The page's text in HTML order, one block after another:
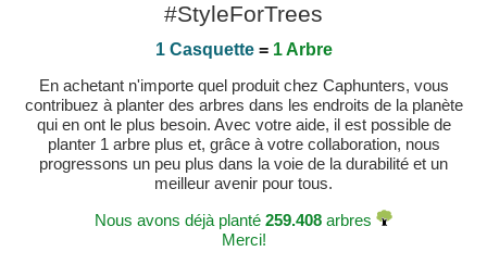
#StyleForTrees
1 Casquette= 1 Arbre
En achetant n'importe quel produit chez Caphunters, vous
contribuez à planter des arbres dans les endroits de la planète
qui en ont le plus besoin. Avec votre aide, il est possible de
planter 1 arbre plus et, grâce à votre collaboration, nous
progressons un peu plus dans la voie de la durabilité et un
meilleur avenir pour tous.
Nous avons déjà planté 259.408 arbres
Merci!